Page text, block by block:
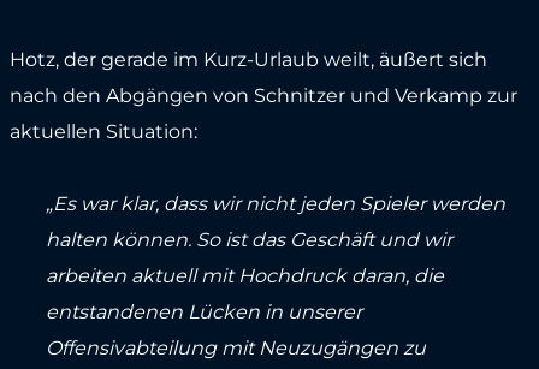
Hotz, der gerade im Kurz-Urlaub weilt, äußert sich
nach den Abgängen von Schnitzer und Verkamp zur
aktuellen Situation:
„Es war klar, dass wir nicht jeden Spieler werden
halten können. So ist das Geschäft und wir
arbeiten aktuell mit Hochdruck daran, die
entstandenen Lücken in unserer
Offensivabteilung mit Neuzugängen zu